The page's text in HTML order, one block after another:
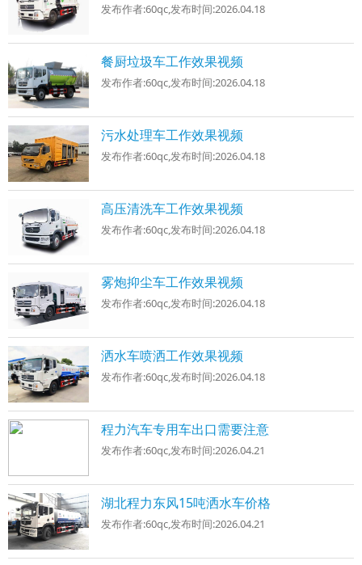
发布作者:60qc,发布时间:2026.04.18
餐厨垃圾车工作效果视频
发布作者:60qc,发布时间:2026.04.18
污水处理车工作效果视频
发布作者:60qc,发布时间:2026.04.18
高压清洗车工作效果视频
发布作者:60qc,发布时间:2026.04.18
雾炮抑尘车工作效果视频
发布作者:60qc,发布时间:2026.04.18
洒水车喷洒工作效果视频
发布作者:60qc,发布时间:2026.04.18
程力汽车专用车出口需要注意
发布作者:60qc,发布时间:2026.04.21
湖北程力东风15吨洒水车价格
发布作者:60qc,发布时间:2026.04.21